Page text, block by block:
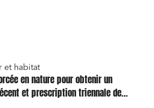
et habitat
en nature pour obtenir un
et prescription triennale de
lapolitique de confidentialité